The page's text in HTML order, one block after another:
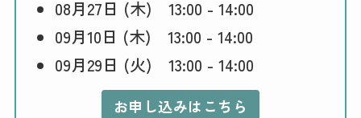
08月27日 (木) 13:00 - 14:00
09月10日 (木) 13:00 - 14:00
09月29日 (火) 13:00 - 14:00
お申し込みはこちら